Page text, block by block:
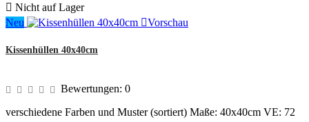
 Nicht auf Lager
Neu
Vorschau
Kissenhüllen 40x40cm
Bewertungen: 0
verschiedene Farben und Muster (sortiert) Maße: 40x40cm VE: 72